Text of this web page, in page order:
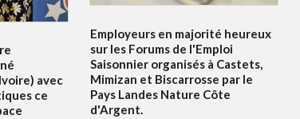
avec
ce
Employeurs en majorité heureux
sur les Forums de l'Emploi
Saisonnier organisés à Castets,
Mimizan et Biscarrosse par le
Pays Landes Nature Côte
d'Argent.